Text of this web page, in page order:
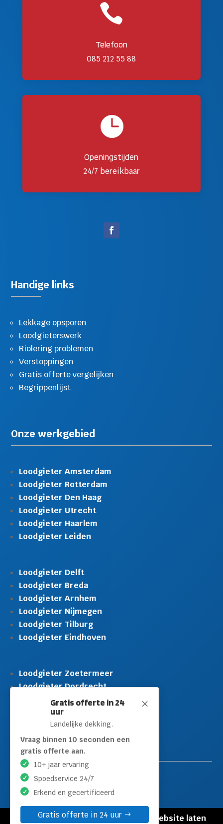

Telefoon
085 212 55 88

Openingstijden
24/7 bereikbaar
M
Gratis offerte in 24
uur
Landelijke dekking.
Vraag binnen 10 seconden een
gratis offerte aan.
10+ jaar ervaring
Spoedservice 24/7
Erkend en gecertificeerd
Gratis offerte in 24 uur
Handige links
Lekkage opsporen
Loodgieterswerk
Riolering problemen
Verstoppingen
Gratis offerte vergelijken
Begrippenlijst
Onze werkgebied
Loodgieter Amsterdam
Loodgieter Rotterdam
Loodgieter Den Haag
Loodgieter Utrecht
Loodgieter Haarlem
Loodgieter Leiden
Loodgieter Delft
Loodgieter Breda
Loodgieter Arnhem
Loodgieter Nijmegen
Loodgieter Tilburg
Loodgieter Eindhoven
Loodgieter Zoetermeer
Loodgieter Dordrecht
Loodgieter Rijswijk
Loodgieter Schiedam
Loodgieter Leidschendam
Loodgieter Hilversum
© Copyright Loodgieters Kwartier | Website laten